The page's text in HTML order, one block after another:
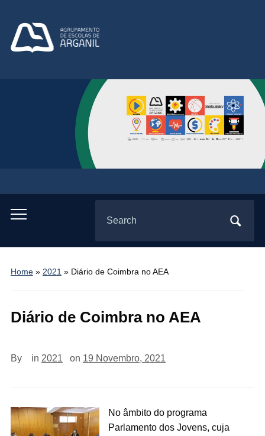
Toggle
menu
for:
Home» 2021 » Diário de Coimbra no AEA
Diário de Coimbra no AEA
By in 2021 on 19 Novembro, 2021
No âmbito do programa
Parlamento dos Jovens, cuja